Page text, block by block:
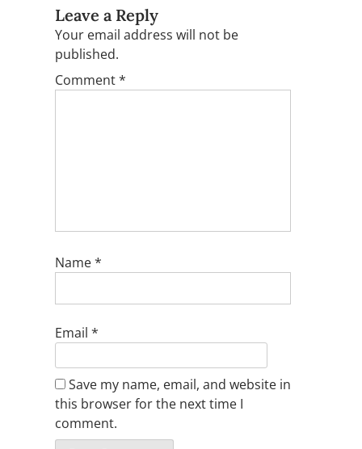
Leave a Reply
Your email address will not be
published.
Comment*
Name*
Email *
Save my name, email, and website in
this browser for the next time I
comment.